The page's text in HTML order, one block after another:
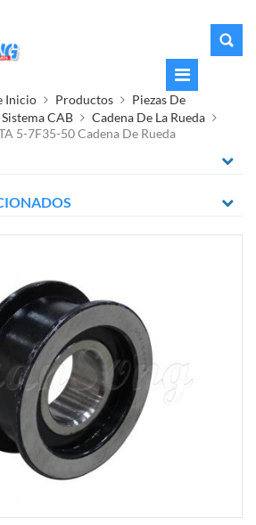
Inicio Productos
Piezas De
CAB
Cadena De La Rueda
5-7F35-50 Cadena De Rueda